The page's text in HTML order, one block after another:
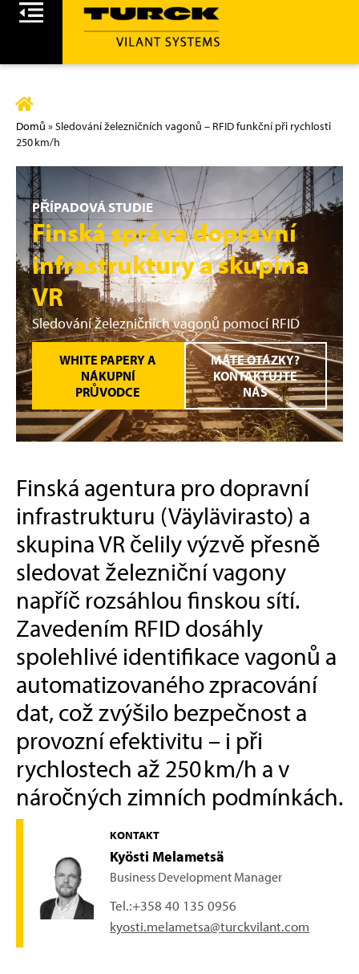
Domů »Sledování železničních vagonů – RFID funkční při rychlosti
250 km/h
PŘÍPADOVÁ STUDIE
Finská správa dopravní
infrastruktury a skupina
VR
Sledování železničních vagonů pomocí RFID
WHITE PAPERY A
NÁKUPNÍ
PRŮVODCE
MÁTE OTÁZKY?
KONTAKTUJTE
NÁS
Finská agentura pro dopravní
infrastrukturu (Väylävirasto) a
skupina VR čelily výzvě přesně
sledovat železniční vagony
napříč rozsáhlou finskou sítí.
Zavedením RFID dosáhly
spolehlivé identifikace vagonů a
automatizovaného zpracování
dat, což zvýšilo bezpečnost a
provozní efektivitu – i při
rychlostech až 250 km/h a v
náročných zimních podmínkách.
KONTAKT
Kyösti Melametsä
Business Development Manager
Tel.:+358 40 135 0956
kyosti.melametsa@turckvilant.com